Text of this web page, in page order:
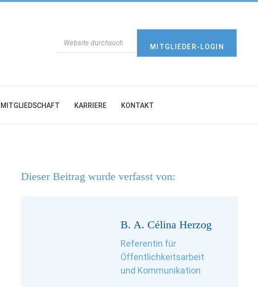
MITGLIEDER-LOGIN
MITGLIEDSCHAFT KARRIERE KONTAKT
Dieser Beitrag wurde verfasst von:
B. A. Célina Herzog
Referentin für
Öffentlichkeitsarbeit
und Kommunikation